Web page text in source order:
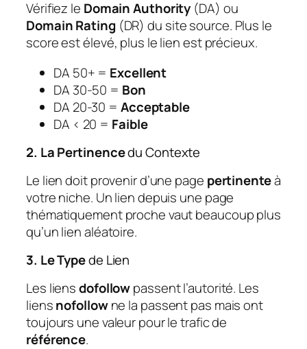
Vérifiez le Domain Authority (DA) ou
Domain Rating (DR) du site source. Plus le
score est élevé, plus le lien est précieux.
DA 50+ = Excellent
DA 30-50 = Bon
DA 20-30 = Acceptable
DA < 20 = Faible
2. La Pertinencedu Contexte
Le lien doit provenir d’une page pertinenteà
votre niche. Un lien depuis une page
thématiquement proche vaut beaucoup plus
qu’un lien aléatoire.
3. Le Typede Lien
Les liensdofollowpassent l’autorité. Les
liensnofollowne la passent pas mais ont
toujours une valeur pour le trafic de
référence.